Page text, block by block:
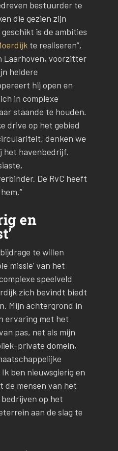
bestuurder te
die gezien zijn
is de ambities
te realiseren”,
Laarhoven, voorzitter
heldere
hij open en
in complexe
staande te houden.
drive op het gebied
denken we
het havenbedrijf.
De RvC heeft
en
te willen
missie’ van het
speelveld
zich bevindt biedt
Mijn achtergrond in
ervaring met het
pas, net als mijn
private domein,
ben nieuwsgierig en
de mensen van het
op het
aan de slag te